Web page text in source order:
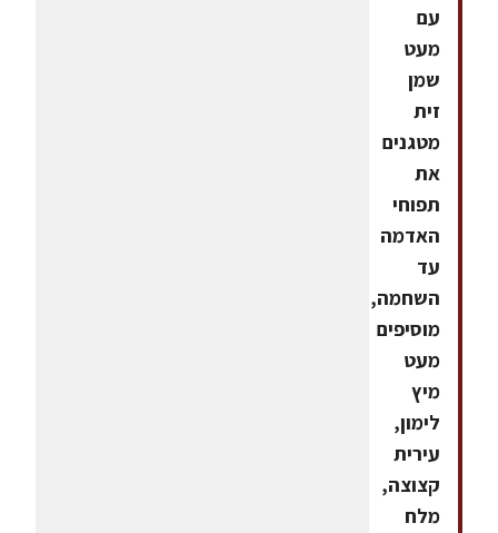
עם
מעט
שמן
זית
מטגנים
את
תפוחי
האדמה
עד
השחמה,
מוסיפים
מעט
מיץ
לימון,
עירית
קצוצה,
מלח